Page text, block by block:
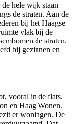
hele wijk staan
de straten. Aan de
bij het Haagse
vlak bij de
de straten.
bij gezinnen en
vooral in de flats.
en Haag Wonen.
er woningen. De